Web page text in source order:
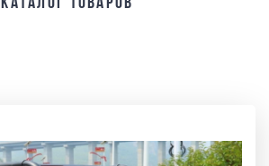
Каталог товаров